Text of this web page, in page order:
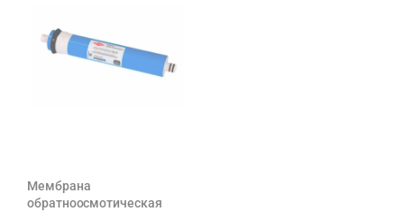
Мембрана
обратноосмотическая